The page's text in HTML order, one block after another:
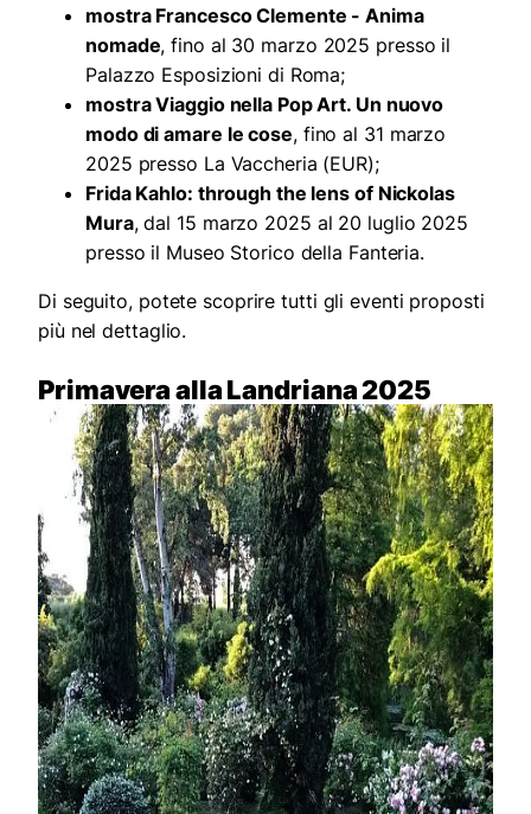
mostra Francesco Clemente - Anima
nomade, fino al 30 marzo 2025 presso il
Palazzo Esposizioni di Roma;
mostra Viaggio nella Pop Art. Un nuovo
modo di amare le cose, fino al 31 marzo
2025 presso La Vaccheria (EUR);
Frida Kahlo: through the lens of Nickolas
Mura, dal 15 marzo 2025 al 20 luglio 2025
presso il Museo Storico della Fanteria.
Di seguito, potete scoprire tutti gli eventi proposti
più nel dettaglio.
Primavera alla Landriana 2025